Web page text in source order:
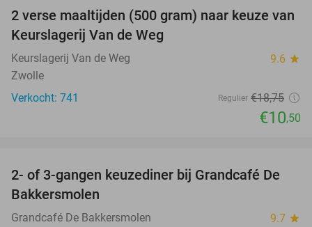
44%
2 verse maaltijden (500 gram) naar keuze van
Keurslagerij Van de Weg
Keurslagerij Van de Weg 9.6 star
Zwolle
Verkocht: 741
Regulier €18,75
€10,50
42%
2- of 3-gangen keuzediner bij Grandcafé De
Bakkersmolen
Grandcafé De Bakkersmolen 9.7 star